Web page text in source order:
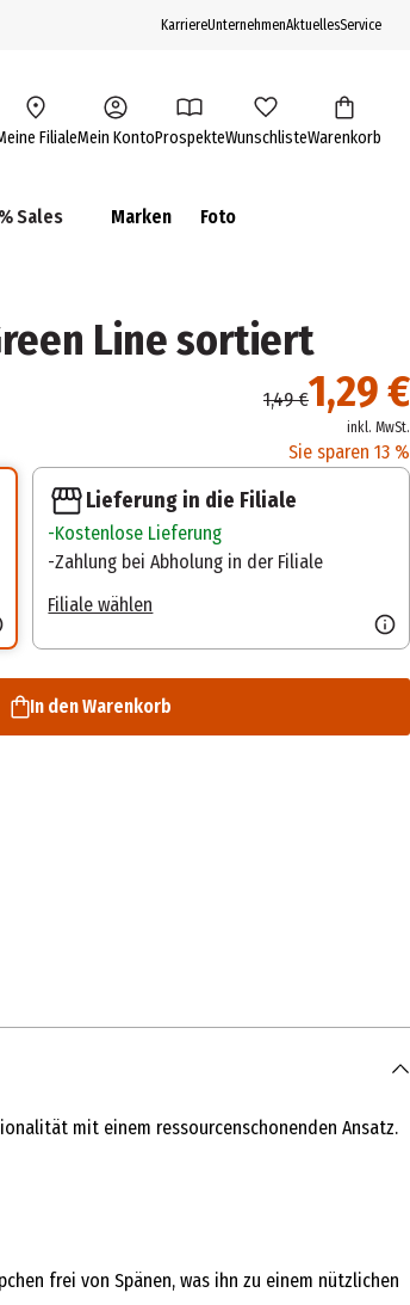
KarriereUnternehmenAktuellesService
FilialeMein KontoProspekteWunschlisteWarenkorb
% Sales Marken Foto
Line sortiert
1,29 €
1,49 €
inkl. MwSt.
Sie sparen 13 %
Lieferung in die Filiale
Kostenlose Lieferung
Zahlung bei Abholung in der Filiale
Filiale wählen
In den Warenkorb
mit einem ressourcenschonenden Ansatz.
frei von Spänen, was ihn zu einem nützlichen